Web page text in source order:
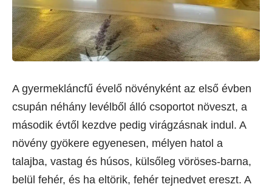
A gyermekláncfű évelő növényként az első évben
csupán néhány levélből álló csoportot növeszt, a
második évtől kezdve pedig virágzásnak indul. A
növény gyökere egyenesen, mélyen hatol a
talajba, vastag és húsos, külsőleg vöröses-barna,
belül fehér, és ha eltörik, fehér tejnedvet ereszt. A